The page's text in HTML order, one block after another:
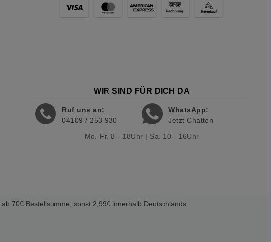
WIR SIND FÜR DICH DA
Ruf uns an:
04109 / 253 930
WhatsApp:
Jetzt Chatten
Mo.-Fr. 8 - 18Uhr | Sa. 10 - 16Uhr
ab 70€ Bestellsumme, sonst 2,99€ innerhalb Deutschlands.